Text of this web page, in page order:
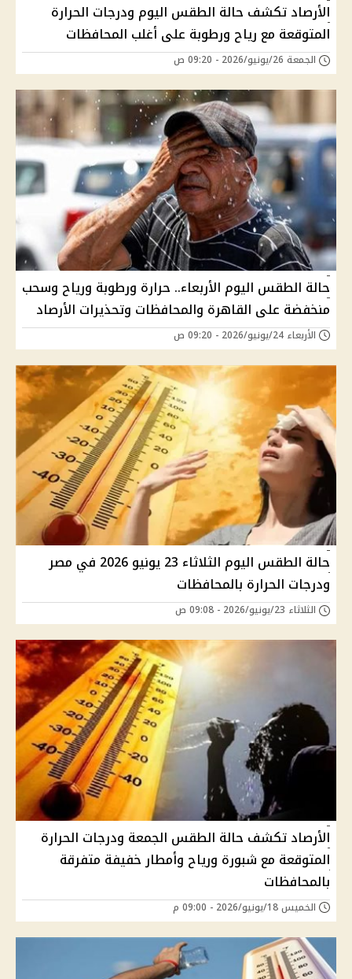
الأرصاد تكشف حالة الطقس اليوم ودرجات الحرارة
المتوقعة مع رياح ورطوبة على أغلب المحافظات
الجمعة 26/يونيو/2026 - 09:20 ص
حالة الطقس اليوم الأربعاء.. حرارة ورطوبة ورياح وسحب
منخفضة على القاهرة والمحافظات وتحذيرات الأرصاد
الأربعاء 24/يونيو/2026 - 09:20 ص
حالة الطقس اليوم الثلاثاء 23 يونيو 2026 في مصر
ودرجات الحرارة بالمحافظات
الثلاثاء 23/يونيو/2026 - 09:08 ص
الأرصاد تكشف حالة الطقس الجمعة ودرجات الحرارة
المتوقعة مع شبورة ورياح وأمطار خفيفة متفرقة
بالمحافظات
الخميس 18/يونيو/2026 - 09:00 م